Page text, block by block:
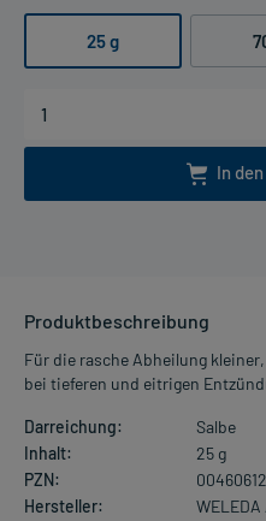
25 g
In
Produktbeschreibung
Für die rasche Abheilung
bei tieferen und eitrigen
Darreichung:
Salbe
Inhalt:
25 g
PZN:
00460612
Hersteller:
WELEDA